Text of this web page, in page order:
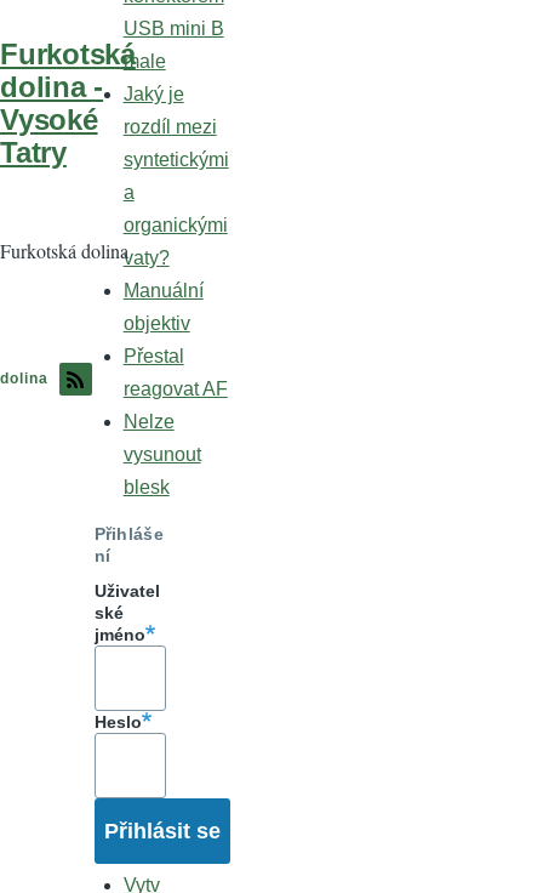
Furkotská
dolina -
Vysoké
Tatry
Furkotská dolina
dolina
USB mini B
male
Jaký je
rozdíl mezi
syntetickými
a
organickými
vaty?
Manuální
objektiv
Přestal
reagovat AF
Nelze
vysunout
blesk
Přihláše
ní
Uživatel
ské
jméno
Heslo
Vytv